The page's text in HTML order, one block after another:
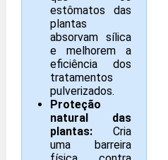
estômatos das
plantas
absorvam sílica
e melhorem a
eficiência dos
tratamentos
pulverizados.
Proteção
natural das
plantas: Cria
uma barreira